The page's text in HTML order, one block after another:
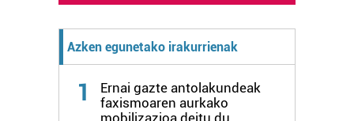
Azken egunetako irakurrienak
1
Ernai gazte antolakundeak
faxismoaren aurkako